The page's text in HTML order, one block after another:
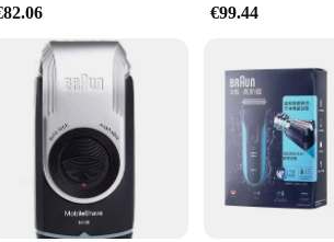
and precision of your shaver. The Braun Refill
€99.44